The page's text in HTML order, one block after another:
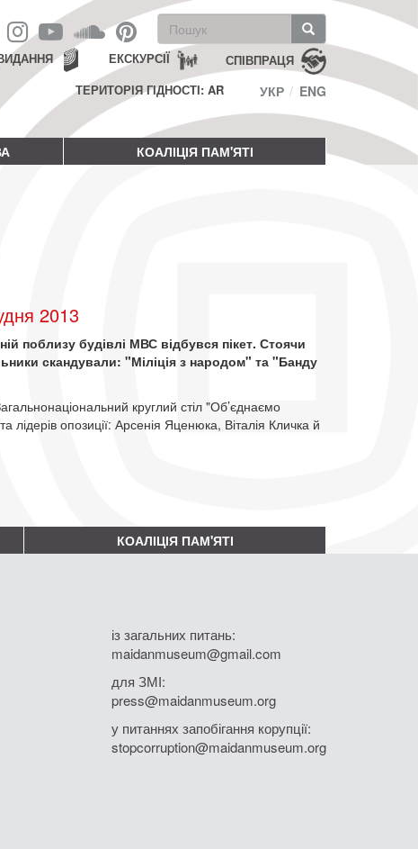
Пошукова
форма
Пошук СПІВПРАЦЯ
ЕКСКУРСІЇ
ТЕРИТОРІЯ ГІДНОСТІ: AR
УКР ENG
КОАЛІЦІЯ ПАМ'ЯТІ
2013
поблизу будівлі МВС відбувся пікет. Стоячи
скандували: "Міліція з народом" та "Банду
круглий стіл "Об’єднаємо
лідерів опозиції: Арсенія Яценюка, Віталія Кличка й
КОАЛІЦІЯ ПАМ'ЯТІ
із загальних питань:
maidanmuseum@gmail.com
для ЗМІ:
press@maidanmuseum.org
у питаннях запобігання корупції:
stopcorruption@maidanmuseum.org